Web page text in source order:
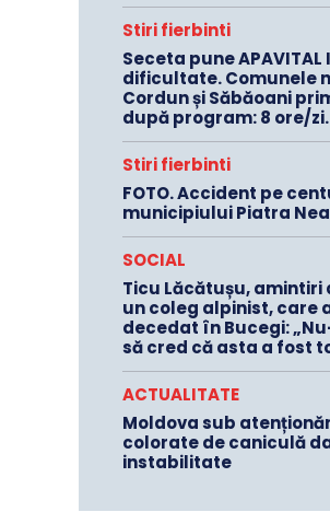
Stiri fierbinti
Seceta pune APAVITAL
dificultate. Comunele
Cordun și Săbăoani
după program: 8 ore/zi.
Stiri fierbinti
FOTO. Accident pe
municipiului Piatra
SOCIAL
Ticu Lăcătușu, amintiri
un coleg alpinist, care
decedat în Bucegi:
să cred că asta a fost
ACTUALITATE
Moldova sub
colorate de caniculă
instabilitate